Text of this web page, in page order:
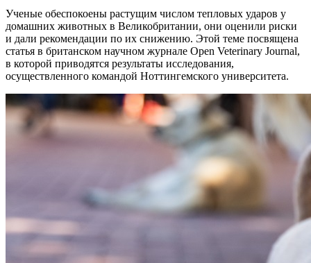
Ученые обеспокоены растущим числом тепловых ударов у
домашних животных в Великобритании, они оценили риски
и дали рекомендации по их снижению. Этой теме посвящена
статья в британском научном журнале Open Veterinary Journal,
в которой приводятся результаты исследования,
осуществленного командой Ноттингемского университета.